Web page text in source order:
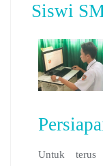
Siswi
Untuk terus